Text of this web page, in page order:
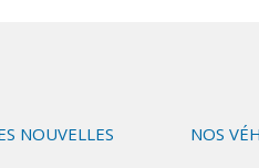
NOUVELLES NOS